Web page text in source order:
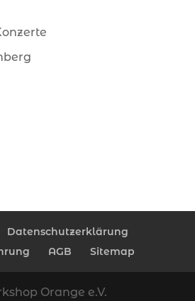
Datenschutzerklärung
AGB Sitemap
Orange e.V.